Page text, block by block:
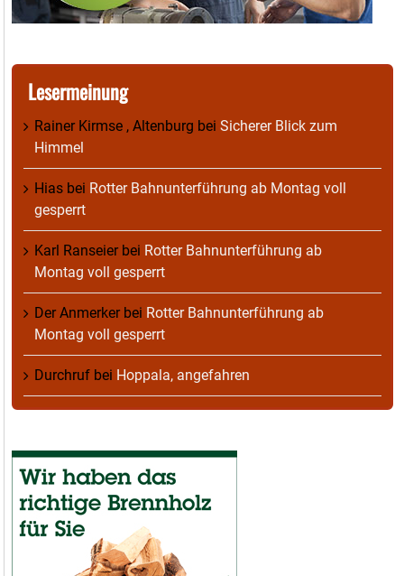
Lesermeinung
Rainer Kirmse , Altenburg bei Sicherer Blick zum
Himmel
Hias bei Rotter Bahnunterführung ab Montag voll
gesperrt
Karl Ranseierbei Rotter Bahnunterführung ab
Montag voll gesperrt
Der Anmerkerbei Rotter Bahnunterführung ab
Montag voll gesperrt
Durchruf bei Hoppala, angefahren